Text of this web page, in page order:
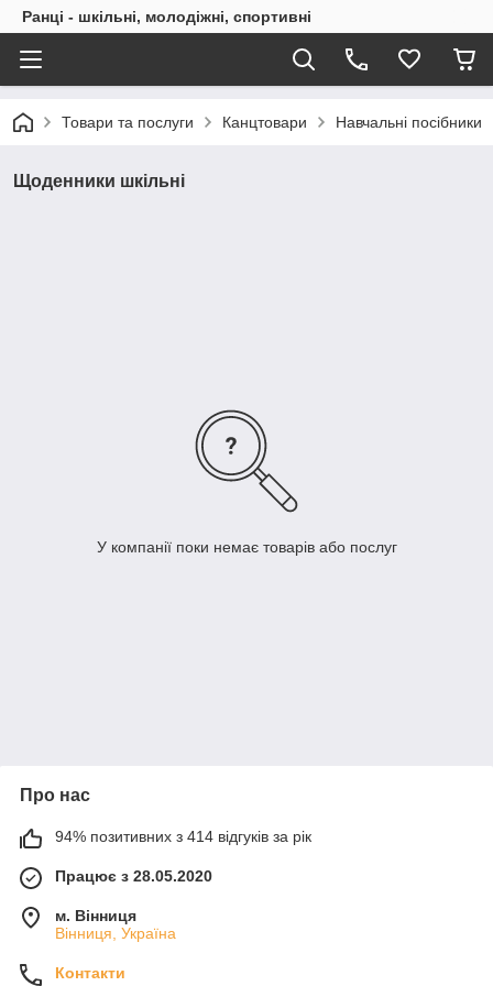
Ранці - шкільні, молодіжні, спортивні
Товари та послуги Канцтовари Навчальні посібники
Щоденники шкільні
У компанії поки немає товарів або послуг
Про нас
94% позитивних з 414 відгуків за рік
Працює з 28.05.2020
м. Вінниця
Вінниця, Україна
Контакти